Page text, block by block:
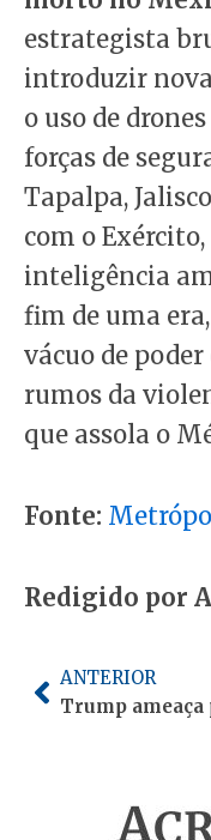
estrategista
introduzir
o uso de
forças de
Tapalpa,
com o
inteligência
fim de uma
vácuo de
rumos da
que assola o
Fonte:
Redigido por
Anterior
ANTERIOR